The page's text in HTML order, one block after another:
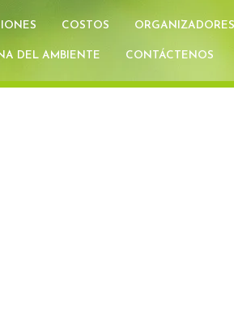
COSTOS ORGANIZADORES
DEL AMBIENTE CONTÁCTENOS